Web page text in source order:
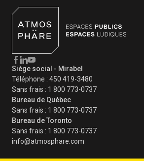
Siège social - Mirabel
Téléphone : 450 419-3480
Sans frais : 1 800 773-0737
Bureau de Québec
Sans frais : 1 800 773-0737
Bureau de Toronto
Sans frais : 1 800 773-0737
info@atmosphare.com